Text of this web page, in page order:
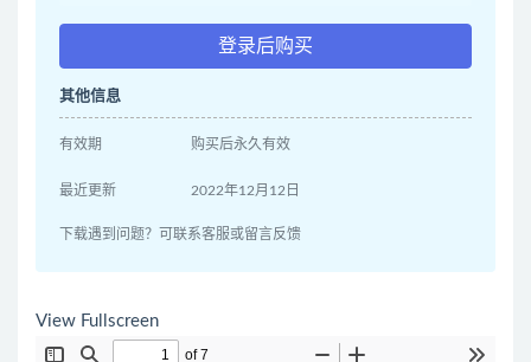
登录后购买
其他信息
有效期 购买后永久有效
最近更新 2022年12月12日
下载遇到问题？可联系客服或留言反馈
View Fullscreen